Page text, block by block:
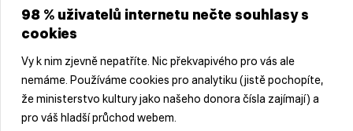
98 % uživatelů internetu nečte souhlasy s
cookies
Vy k nim zjevně nepatříte. Nic překvapivého pro vás ale
nemáme. Používáme cookies pro analytiku (jistě pochopíte,
že ministerstvo kultury jako našeho donora čísla zajímají) a
pro váš hladší průchod webem.
České republiky a Středočeského kraje